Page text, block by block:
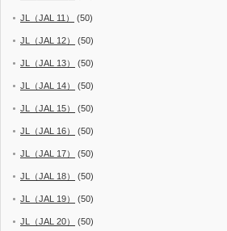
JL（JAL 11） (50)
JL（JAL 12） (50)
JL（JAL 13） (50)
JL（JAL 14） (50)
JL（JAL 15） (50)
JL（JAL 16） (50)
JL（JAL 17） (50)
JL（JAL 18） (50)
JL（JAL 19） (50)
JL（JAL 20） (50)